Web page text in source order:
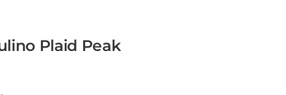
Plaid Peak